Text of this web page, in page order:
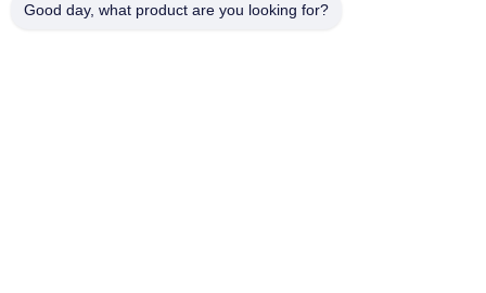
Good day, what product are you looking for?